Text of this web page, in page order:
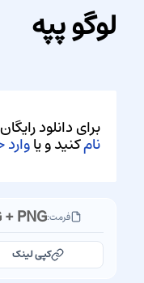
لوگو پپه
برای دانلود
نامکنید و یا
فرمت:+ PNG
کپی لینک